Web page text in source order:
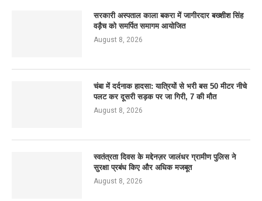
सरकारी अस्पताल काला बकरा में जागीरदार बख्शीश सिंह
वड़ैच को समर्पित समागम आयोजित
August 8, 2026
चंबा में दर्दनाक हादसा: यात्रियों से भरी बस 50 मीटर नीचे
पलट कर दूसरी सड़क पर जा गिरी, 7 की मौत
August 8, 2026
स्वतंत्रता दिवस के मद्देनज़र जालंधर ग्रामीण पुलिस ने
सुरक्षा प्रबंध किए और अधिक मजबूत
August 8, 2026